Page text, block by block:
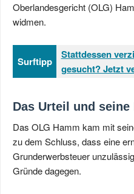
Oberlandesgericht (OLG)
widmen.
Surftipp
Stattdessen
gesucht? Jetzt
Das Urteil und seine
Das OLG Hamm kam mit
zu dem Schluss, dass eine
Grunderwerbsteuer
Gründe dagegen.